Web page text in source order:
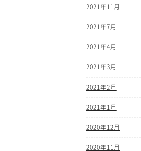
2021年11月
2021年7月
2021年4月
2021年3月
2021年2月
2021年1月
2020年12月
2020年11月